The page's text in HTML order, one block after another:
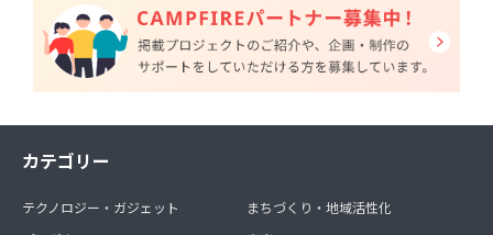
カテゴリー
テクノロジー・ガジェット
まちづくり・地域活性化